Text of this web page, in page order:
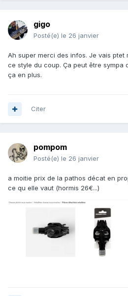
gigo
Posté(e) le 26 janvier
Ah super merci des infos. Je vais ptet
ce style du coup. Ça peut être sympa
ça en plus.
Citer
pompom
Posté(e) le 26 janvier
a moitie prix de la pathos décat en
ce qu elle vaut (hormis 26€...)